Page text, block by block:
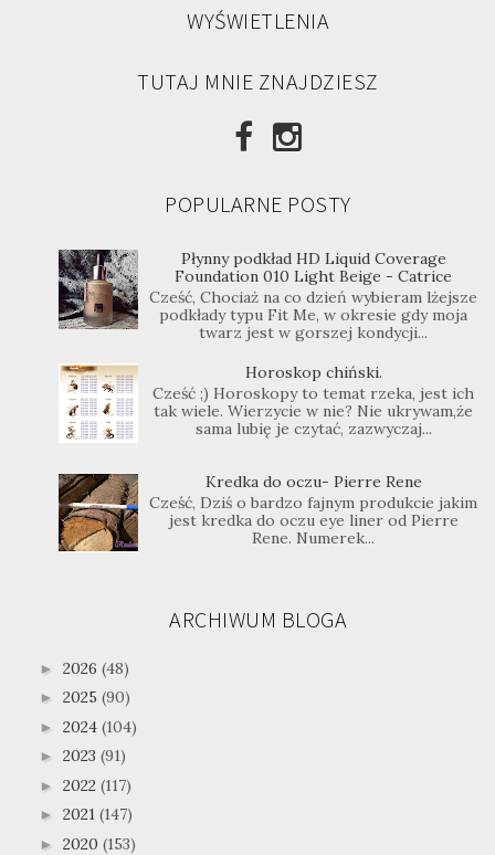
WYŚWIETLENIA
TUTAJ MNIE ZNAJDZIESZ
POPULARNE POSTY
Płynny podkład HD Liquid Coverage
Foundation 010 Light Beige - Catrice
Cześć, Chociaż na co dzień wybieram lżejsze
podkłady typu Fit Me, w okresie gdy moja
twarz jest w gorszej kondycji...
Horoskop chiński.
Cześć ;) Horoskopy to temat rzeka, jest ich
tak wiele. Wierzycie w nie? Nie ukrywam,że
sama lubię je czytać, zazwyczaj...
Kredka do oczu- Pierre Rene
Cześć, Dziś o bardzo fajnym produkcie jakim
jest kredka do oczu eye liner od Pierre
Rene. Numerek...
ARCHIWUM BLOGA
► 2026 (48)
► 2025 (90)
► 2024 (104)
► 2023 (91)
► 2022 (117)
► 2021 (147)
► 2020 (153)